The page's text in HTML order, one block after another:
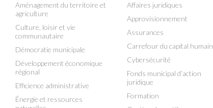
Aménagement du territoire et
agriculture
Culture, loisir et vie
communautaire
Démocratie municipale
Développement économique
régional
Efficience administrative
Énergie et ressources
Affaires juridiques
Approvisionnement
Assurances
Carrefour du capital humain
Cybersécurité
Fonds municipal d’action
juridique
Formation